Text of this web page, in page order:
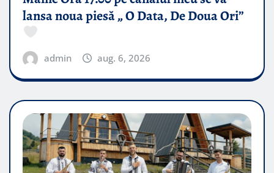
lansa noua piesă „ O Data, De Doua Ori”
admin aug. 6, 2026